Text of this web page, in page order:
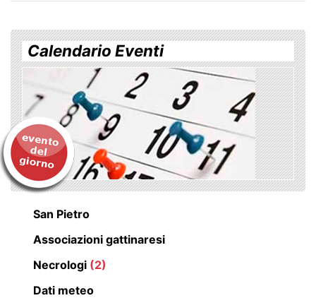
Calendario Eventi
San Pietro
Associazioni gattinaresi
Necrologi (2)
Dati meteo